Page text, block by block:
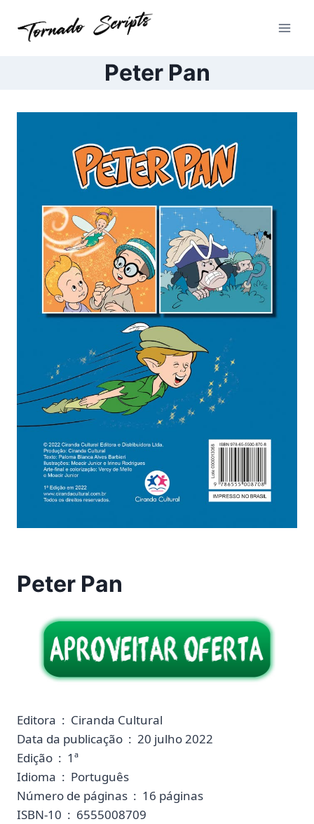
para
Peter Pan
Peter Pan
Editora ‏ : ‎ Ciranda Cultural
Data da publicação ‏ : ‎ 20 julho 2022
Edição ‏ : ‎ 1ª
Idioma ‏ : ‎ Português
Número de páginas ‏ : ‎ 16 páginas
ISBN-10 ‏ : ‎ 6555008709